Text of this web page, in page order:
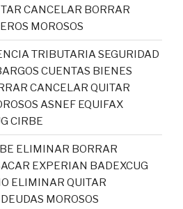
CANCELAR BORRAR
MOROSOS
TRIBUTARIA SEGURIDAD
CUENTAS BIENES
CANCELAR QUITAR
ASNEF EQUIFAX
CIRBE
ELIMINAR BORRAR
EXPERIAN BADEXCUG
ELIMINAR QUITAR
MOROSOS